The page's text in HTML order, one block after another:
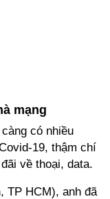
mạng
có nhiều
19, thậm chí
về thoại, data.
TP HCM), anh đã